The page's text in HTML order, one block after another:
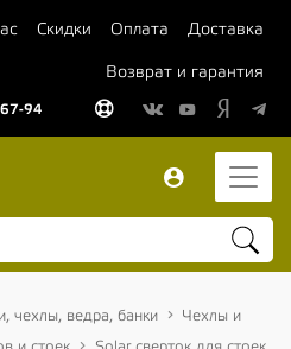
Скидки Оплата Доставка
Возврат и гарантия
94
чехлы, ведра, банки
Чехлы и